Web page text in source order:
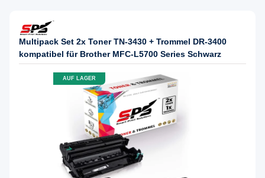
Multipack Set 2x Toner TN-3430 + Trommel DR-3400
kompatibel für Brother MFC-L5700 Series Schwarz
AUF LAGER